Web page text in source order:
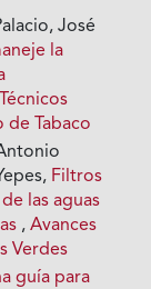
José
la
de Tabaco
Filtros
las aguas
,Avances
Verdes
guía para